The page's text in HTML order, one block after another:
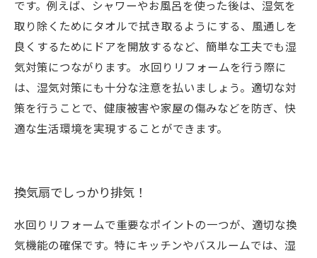
です。例えば、シャワーやお風呂を使った後は、湿気を
取り除くためにタオルで拭き取るようにする、風通しを
良くするためにドアを開放するなど、簡単な工夫でも湿
気対策につながります。 水回りリフォームを行う際に
は、湿気対策にも十分な注意を払いましょう。適切な対
策を行うことで、健康被害や家屋の傷みなどを防ぎ、快
適な生活環境を実現することができます。
換気扇でしっかり排気！
水回りリフォームで重要なポイントの一つが、適切な換
気機能の確保です。特にキッチンやバスルームでは、湿